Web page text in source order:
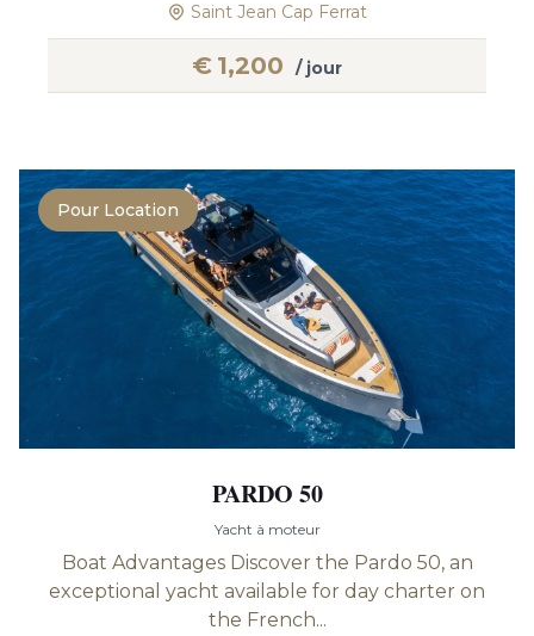
Saint Jean Cap Ferrat
€ 1,200 / jour
Pour Location
PARDO 50
Yacht à moteur
Boat Advantages Discover the Pardo 50, an
exceptional yacht available for day charter on
the French...